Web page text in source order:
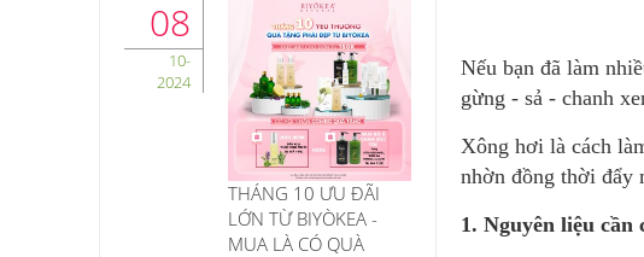
Nếu bạn đã làm
gừng - sả - chanh
Xông hơi là cách
nhờn đồng thời đẩy
1. Nguyên liệu cần
08
10-
2024
THÁNG 10 ƯU ĐÃI
LỚN TỪ BIYÒKEA -
MUA LÀ CÓ QUÀ